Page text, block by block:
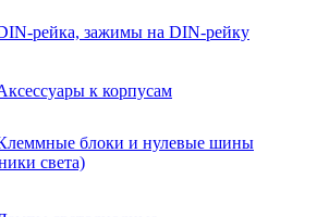
рейка, зажимы на DIN-рейку
к корпусам
блоки и нулевые шины
света)